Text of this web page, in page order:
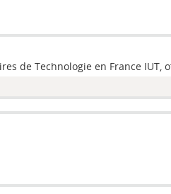
de Technologie en France